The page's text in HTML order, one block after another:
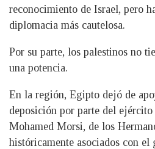
reconocimiento de Israel, pero
diplomacia más cautelosa.
Por su parte, los palestinos no
una potencia.
En la región, Egipto dejó de
deposición por parte del
Mohamed Morsi, de los
históricamente asociados con